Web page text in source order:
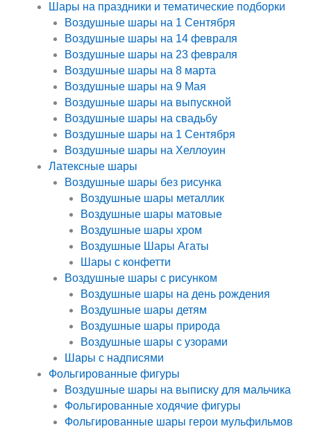
Шары на праздники и тематические подборки
Воздушные шары на 1 Сентября
Воздушные шары на 14 февраля
Воздушные шары на 23 февраля
Воздушные шары на 8 марта
Воздушные шары на 9 Мая
Воздушные шары на выпускной
Воздушные шары на свадьбу
Воздушные шары на 1 Сентября
Воздушные шары на Хеллоуин
Латексные шары
Воздушные шары без рисунка
Воздушные шары металлик
Воздушные шары матовые
Воздушные шары хром
Воздушные Шары Агаты
Шары с конфетти
Воздушные шары с рисунком
Воздушные шары на день рождения
Воздушные шары детям
Воздушные шары природа
Воздушные шары с узорами
Шары с надписями
Фольгированные фигуры
Воздушные шары на выписку для мальчика
Фольгированные ходячие фигуры
Фольгированные шары герои мульфильмов